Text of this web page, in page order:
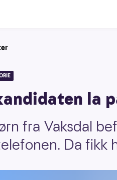
la
fra Vaksdal
Da fikk